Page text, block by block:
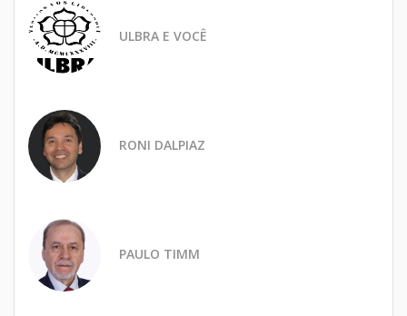
ULBRA E VOCÊ
RONI DALPIAZ
PAULO TIMM